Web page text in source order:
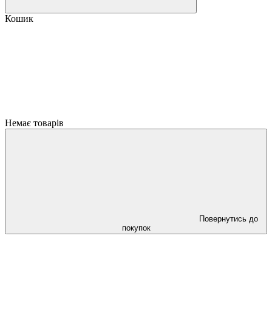
Кошик
Немає товарів
Повернутись до
покупок